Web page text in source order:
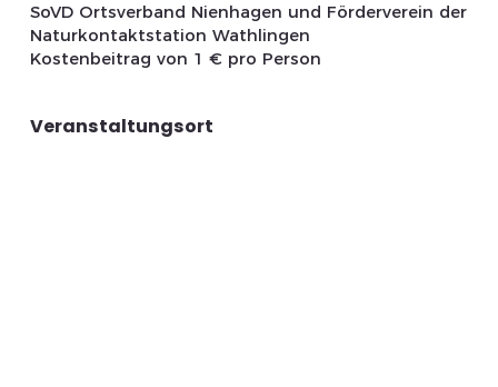
Veranstaltungsort
SoVD Ortsverband Nienhagen und Förderverein der
Naturkontaktstation Wathlingen
Kostenbeitrag von 1 € pro Person